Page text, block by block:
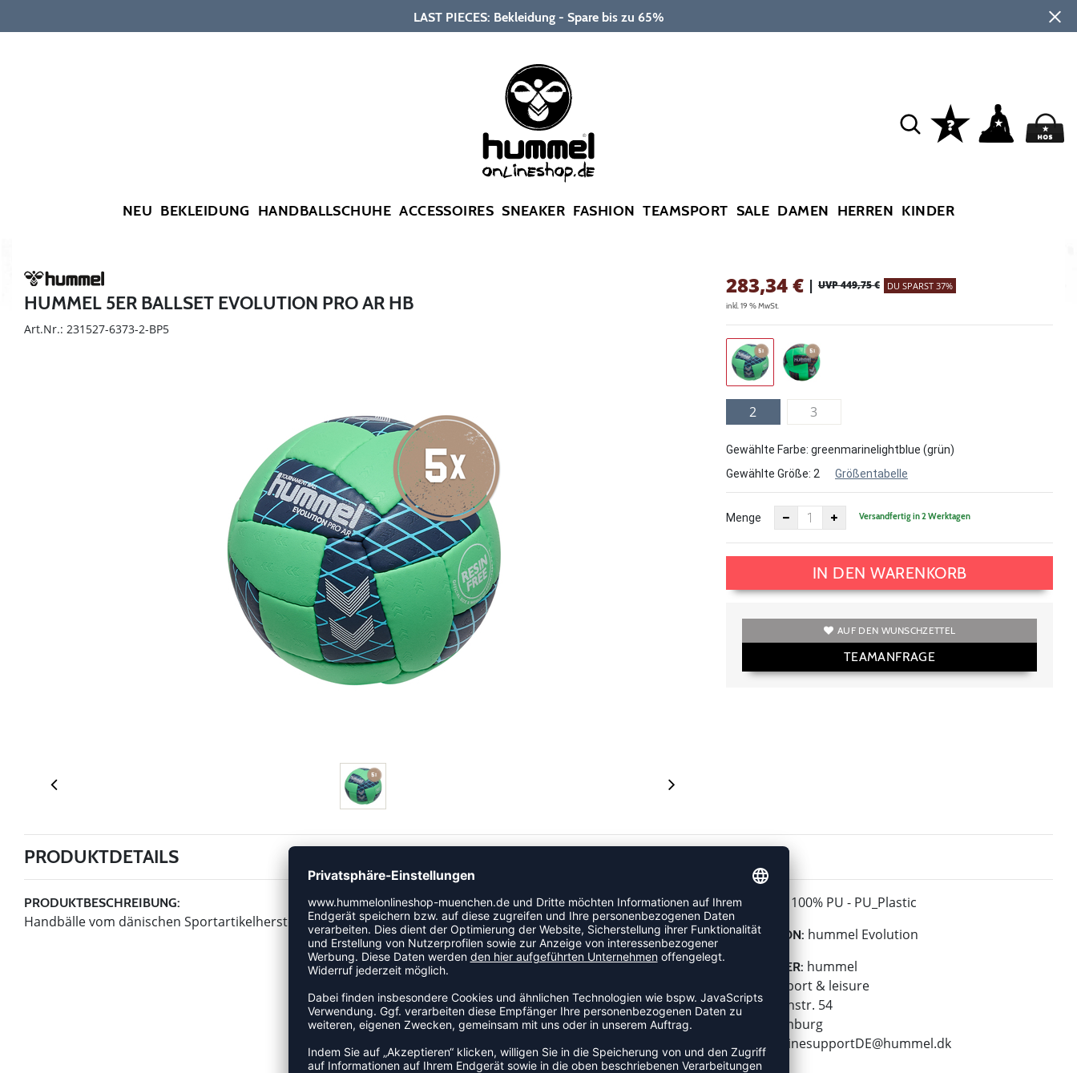
LAST PIECES: Bekleidung - Spare bis zu 65%
NEU BEKLEIDUNG HANDBALLSCHUHE ACCESSOIRES SNEAKER FASHION TEAMSPORT SALE DAMEN HERREN KINDER
HUMMEL 5ER BALLSET EVOLUTION PRO AR HB
Art.Nr.: 231527-6373-2-BP5
283,34€ | UVP 449,75 € DU SPARST 37%
inkl. 19 % MwSt.
2 3
Gewählte Farbe: greenmarinelightblue (grün)
Gewählte Größe: 2 Größentabelle
Menge Versandfertig in 2 Werktagen
IN DEN WARENKORB
AUF DEN WUNSCHZETTEL
TEAMANFRAGE
PRODUKTDETAILS
PRODUKTBESCHREIBUNG:
Handbälle vom dänischen Sportartikelhersteller hummel: hmlEVOLUTION PRO AR HB
MATERIAL: 100% PU - PU_Plastic
KOLLEKTION: hummel Evolution
HERSTELLER: hummel
hummel sport & leisure
Leverkusenstr. 54
22761 Hamburg
E-Mail:
onlinesupportDE@hummel.dk